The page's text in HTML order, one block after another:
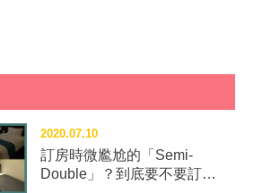
2020.07.10
訂房時微尷尬的「Semi-
Double」？到底要不要訂這